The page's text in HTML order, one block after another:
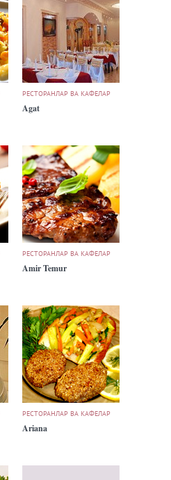
РЕСТОРАНЛАР ВА КАФЕЛАР
Agat
РЕСТОРАНЛАР ВА КАФЕЛАР
Amir Temur
РЕСТОРАНЛАР ВА КАФЕЛАР
Ariana